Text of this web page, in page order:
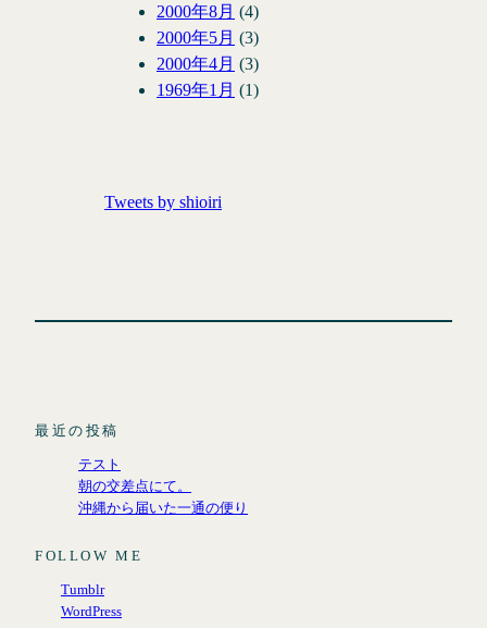
2000年8月 (4)
2000年5月 (3)
2000年4月 (3)
1969年1月 (1)
Tweets by shioiri
最近の投稿
テスト
朝の交差点にて。
沖縄から届いた一通の便り
FOLLOW ME
Tumblr
WordPress